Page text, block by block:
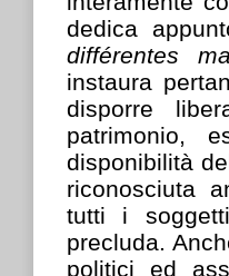
dedica
différentes
instaura
disporre
patrimonio,
disponibilità
riconosciuta
tutti i
precluda.
politici ed